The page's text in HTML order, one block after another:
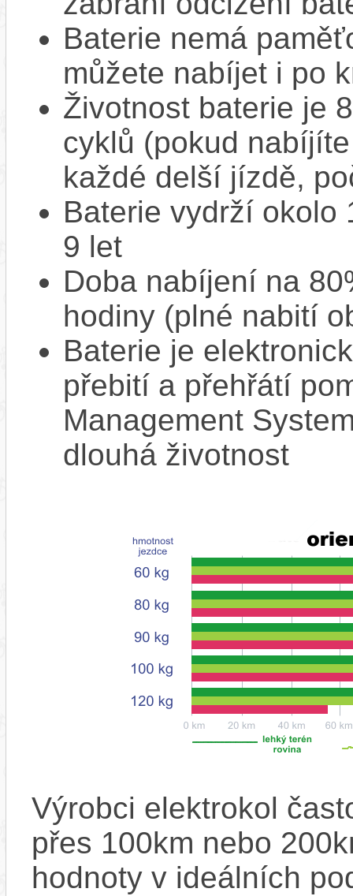
Baterie nemá
můžete nabíjet i po
Životnost baterie je
cyklů (pokud
každé delší jízdě,
Baterie vydrží okolo
9 let
Doba nabíjení na
hodiny (plné nabití
Baterie je
přebití a přehřátí
Management
dlouhá životnost
Výrobci elektrokol
přes 100km nebo
hodnoty v ideálních